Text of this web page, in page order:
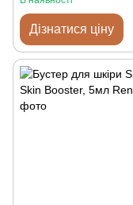
Дізнатися ціну